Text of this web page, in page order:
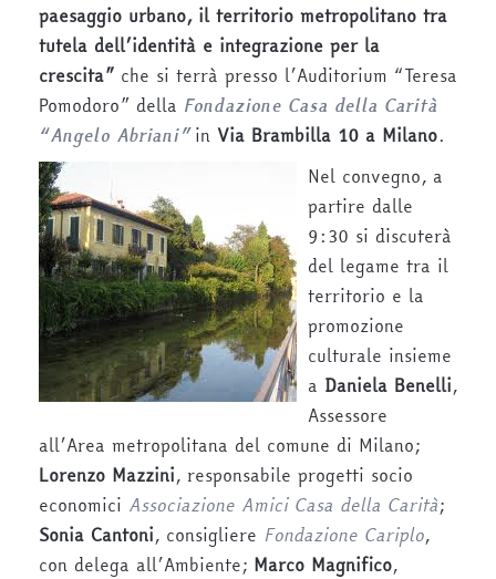
paesaggio urbano, il territorio metropolitano tra
tutela dell’identità e integrazione per la
crescita” che si terrà presso l’Auditorium “Teresa
Pomodoro” della Fondazione Casa della Carità
“Angelo Abriani”in Via Brambilla 10 a Milano.
Nel convegno, a
partire dalle
9:30 si discuterà
del legame tra il
territorio e la
promozione
culturale insieme
a Daniela Benelli,
Assessore
all’Area metropolitana del comune di Milano;
Lorenzo Mazzini, responsabile progetti socio
economici Associazione Amici Casa della Carità;
Sonia Cantoni, consigliere Fondazione Cariplo,
con delega all’Ambiente; Marco Magnifico,